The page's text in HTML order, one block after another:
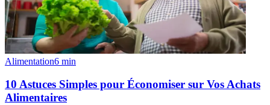
Alimentation6 min
10 Astuces Simples pour Économiser sur Vos Achats
Alimentaires